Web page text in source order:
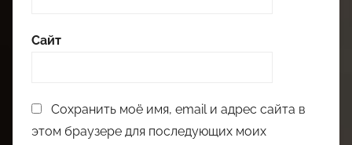
Сайт
Сохранить моё имя, email и адрес сайта в
этом браузере для последующих моих